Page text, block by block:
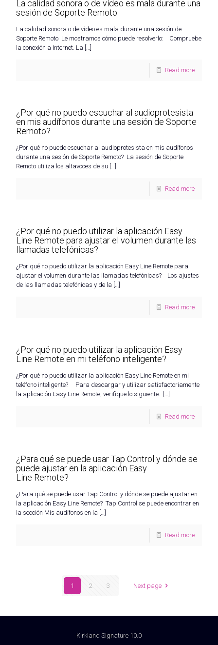
La calidad sonora o de vídeo es mala durante una
sesión de Soporte Remoto
La calidad sonora o de vídeo es mala durante una sesión de
Soporte Remoto Le mostramos cómo puede resolverlo: Compruebe
la conexión a Internet. La […]
Read more
¿Por qué no puedo escuchar al audioprotesista
en mis audífonos durante una sesión de Soporte
Remoto?
¿Por qué no puedo escuchar al audioprotesista en mis audífonos
durante una sesión de Soporte Remoto? La sesión de Soporte
Remoto utiliza los altavoces de su […]
Read more
¿Por qué no puedo utilizar la aplicación Easy
Line Remote para ajustar el volumen durante las
llamadas telefónicas?
¿Por qué no puedo utilizar la aplicación Easy Line Remote para
ajustar el volumen durante las llamadas telefónicas? Los ajustes
de las llamadas telefónicas y de la […]
Read more
¿Por qué no puedo utilizar la aplicación Easy
Line Remote en mi teléfono inteligente?
¿Por qué no puedo utilizar la aplicación Easy Line Remote en mi
teléfono inteligente? Para descargar y utilizar satisfactoriamente
la aplicación Easy Line Remote, verifique lo siguiente:
[…]
Read more
¿Para qué se puede usar Tap Control y dónde se
puede ajustar en la aplicación Easy
Line Remote?
¿Para qué se puede usar Tap Control y dónde se puede ajustar en
la aplicación Easy Line Remote? Tap Control se puede encontrar en
la sección Mis audífonos en la […]
Read more
1 2 3 Next page
Kirkland Signature 10.0